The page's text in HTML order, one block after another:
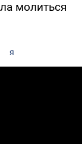
молиться